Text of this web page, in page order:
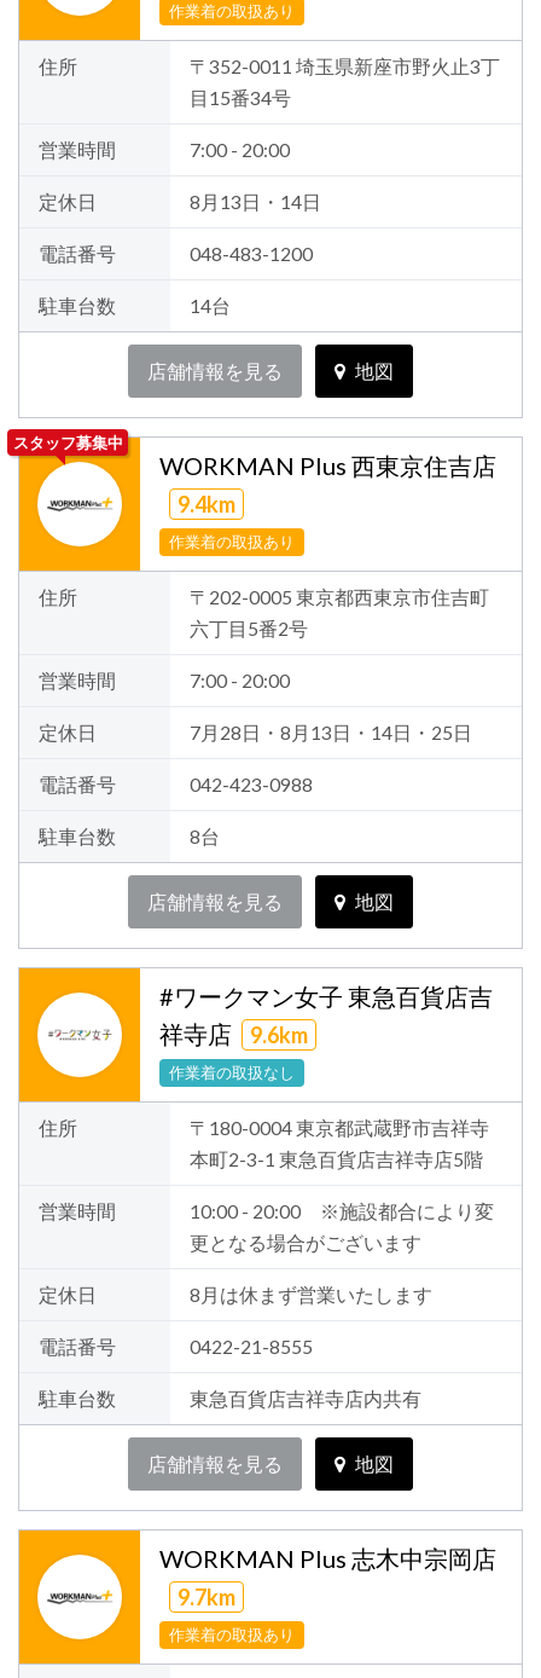
作業着の取扱あり
住所
〒352-0011 埼玉県新座市野火止3丁
目15番34号
営業時間 7:00 - 20:00
定休日 8月13日・14日
電話番号 048-483-1200
駐車台数 14台
店舗情報を見る 地図
スタッフ募集中
WORKMAN Plus 西東京住吉店
9.4km
作業着の取扱あり
住所
〒202-0005 東京都西東京市住吉町
六丁目5番2号
営業時間 7:00 - 20:00
定休日 7月28日・8月13日・14日・25日
電話番号 042-423-0988
駐車台数 8台
店舗情報を見る 地図
#ワークマン女子 東急百貨店吉
祥寺店
9.6km
作業着の取扱なし
住所
〒180-0004 東京都武蔵野市吉祥寺
本町2-3-1 東急百貨店吉祥寺店5階
営業時間
10:00 - 20:00 ※施設都合により変
更となる場合がございます
定休日 8月は休まず営業いたします
電話番号 0422-21-8555
駐車台数 東急百貨店吉祥寺店内共有
店舗情報を見る 地図
WORKMAN Plus 志木中宗岡店
9.7km
作業着の取扱あり